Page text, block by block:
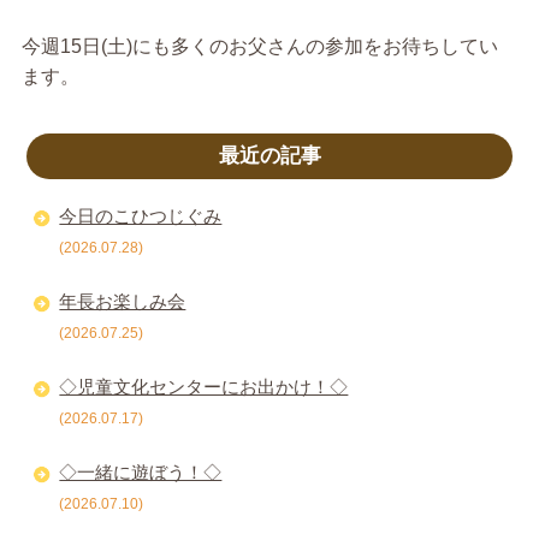
今週15日(土)にも多くのお父さんの参加をお待ちしてい
ます。
最近の記事
今日のこひつじぐみ
(2026.07.28)
年長お楽しみ会
(2026.07.25)
◇児童文化センターにお出かけ！◇
(2026.07.17)
◇一緒に遊ぼう！◇
(2026.07.10)